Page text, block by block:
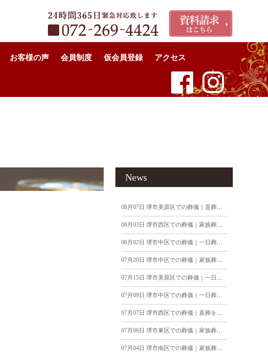
お客様の声 会員制度 仮会員登録 アクセス
News
08月07日 堺市美原区での葬儀｜直葬を執り行ったお客様の声 令和8年7月
08月03日 堺市西区での葬儀｜家族葬を執り行ったお客様の声 令和8年7月
08月02日 堺市中区での葬儀｜一日葬を執り行ったお客様の声 令和8年7月
07月20日 堺市中区での葬儀｜家族葬を執り行ったお客様の声 令和8年7月
07月15日 堺市美原区での葬儀｜一日葬を執り行ったお客様の声 令和8年7月
07月09日 堺市中区での葬儀｜一日葬を執り行ったお客様の声 令和7年11月
07月07日 堺市西区での葬儀｜直葬を執り行ったお客様の声 令和8年7月
07月06日 堺市東区での葬儀｜家族葬を執り行ったお客様の声 令和8年6月
07月04日 堺市南区での葬儀｜家族葬を執り行ったお客様の声 令和8年6月